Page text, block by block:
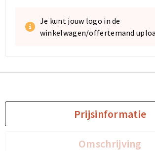
Je kunt jouw logo in de
winkelwagen/offertemand
Prijsinformatie
Omschrijving